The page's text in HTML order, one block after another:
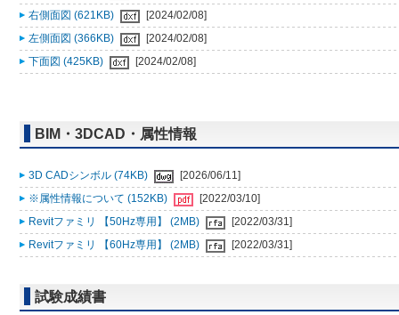
右側面図 (621KB)
[2024/02/08]
左側面図 (366KB)
[2024/02/08]
下面図 (425KB)
[2024/02/08]
BIM・3DCAD・属性情報
3D CADシンボル (74KB)
[2026/06/11]
※属性情報について (152KB)
[2022/03/10]
Revitファミリ 【50Hz専用】 (2MB)
[2022/03/31]
Revitファミリ 【60Hz専用】 (2MB)
[2022/03/31]
試験成績書